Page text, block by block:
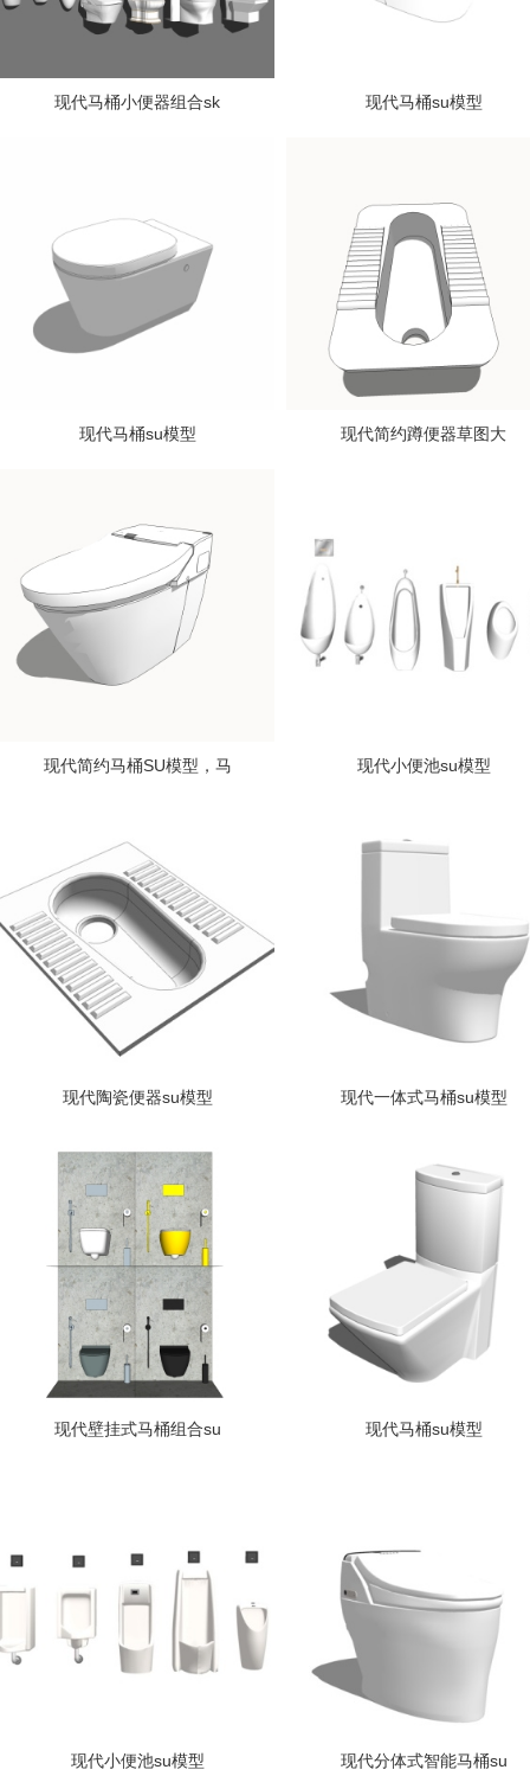
现代马桶小便器组合sk 现代马桶su模型
现代马桶su模型 现代简约蹲便器草图大
现代简约马桶SU模型，马 现代小便池su模型
现代陶瓷便器su模型 现代一体式马桶su模型
现代壁挂式马桶组合su 现代马桶su模型
现代小便池su模型 现代分体式智能马桶su